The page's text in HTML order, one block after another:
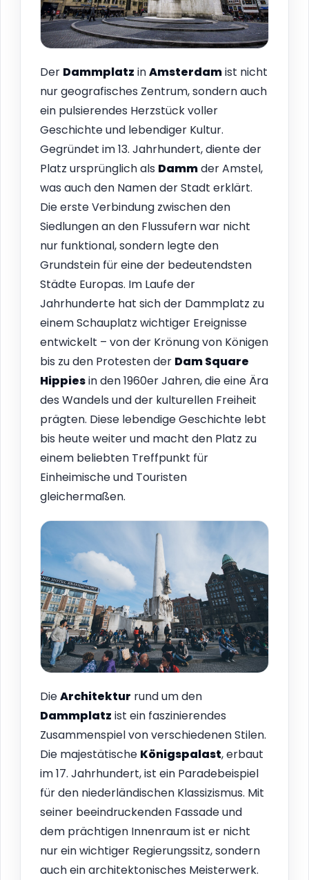
Der Dammplatz inAmsterdamist nicht
nur geografisches Zentrum, sondern auch
ein pulsierendes Herzstück voller
Geschichte und lebendiger Kultur.
Gegründet im 13. Jahrhundert, diente der
Platz ursprünglich als Dammder Amstel,
was auch den Namen der Stadt erklärt.
Die erste Verbindung zwischen den
Siedlungen an den Flussufern war nicht
nur funktional, sondern legte den
Grundstein für eine der bedeutendsten
Städte Europas. Im Laufe der
Jahrhunderte hat sich der Dammplatz zu
einem Schauplatz wichtiger Ereignisse
entwickelt – von der Krönung von Königen
bis zu den Protesten der Dam Square
Hippiesin den 1960er Jahren, die eine Ära
des Wandels und der kulturellen Freiheit
prägten. Diese lebendige Geschichte lebt
bis heute weiter und macht den Platz zu
einem beliebten Treffpunkt für
Einheimische und Touristen
gleichermaßen.
DieArchitektur rund um den
Dammplatz ist ein faszinierendes
Zusammenspiel von verschiedenen Stilen.
Die majestätische Königspalast, erbaut
im 17. Jahrhundert, ist ein Paradebeispiel
für den niederländischen Klassizismus. Mit
seiner beeindruckenden Fassade und
dem prächtigen Innenraum ist er nicht
nur ein wichtiger Regierungssitz, sondern
auch ein architektonisches Meisterwerk.